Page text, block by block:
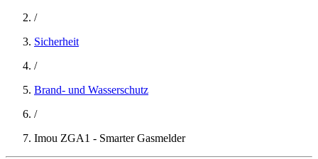
/
Sicherheit
/
Brand- und Wasserschutz
/
Imou ZGA1 - Smarter Gasmelder